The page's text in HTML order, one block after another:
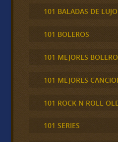
101 BALADAS DE LUJO
101 BOLEROS
101 MEJORES
101 MEJORES
101 ROCK N ROLL
101 SERIES